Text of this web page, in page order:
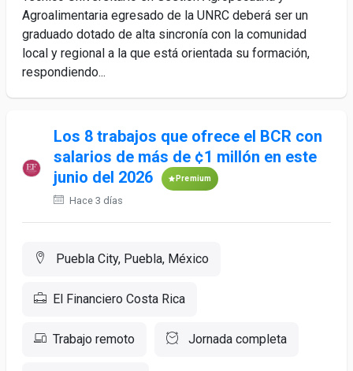
Agroalimentaria egresado de la UNRC deberá ser un
graduado dotado de alta sincronía con la comunidad
local y regional a la que está orientada su formación,
respondiendo...
Los 8 trabajos que ofrece el BCR con
salarios de más de ¢1 millón en este
junio del 2026
Premium
Hace 3 días
Puebla City, Puebla, México
El Financiero Costa Rica
Trabajo remoto Jornada completa